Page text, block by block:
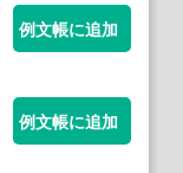
例文帳に追加
例文帳に追加